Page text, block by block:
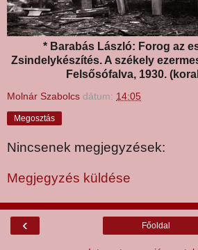
* Barabás László: Forog az
Zsindelykészítés. A székely
Felsősófalva, 1930.
Molnár Szabolcs dátum: 14:05
Megosztás
Nincsenek megjegyzések:
Megjegyzés küldése
‹ Főoldal